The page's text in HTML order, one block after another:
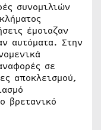
συνομιλιών
έμοιαζαν
αυτόματα. Στην
σε
αποκλεισμού,
βρετανικό